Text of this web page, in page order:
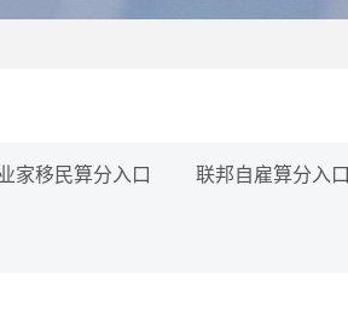
家移民算分入口 联邦自雇算分入口